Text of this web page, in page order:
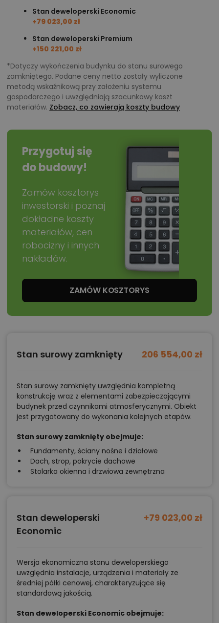
(4,7 m²) pozwala na wygodny prysznic typu walk-in
lub kompaktową wannę.
Inspiracje aranżacyjne
W salonie doskonale sprawdzi się narożna sofa o
długości około 260 centymetrów ustawiona przy
schodach – takie rozwiązanie pozostawia otwarty
widok na taras i ogród, a jednocześnie wyznacza
zaplanować zabudowę RTV z miejscem na sprzęt
audio-wideo oraz półkami na książki, dzięki czemu
przestrzeń zyska przytulny, rodzinny charakter.
Kuchnia z jadalnią najlepiej prezentuje się w układzie
w kształcie litery L, który pozwala wygodnie gotować i
oddziela część roboczą od stołu jadalnianego.
Warto pomyśleć o wyspie lub półwyspie, które będą
naturalnym miejscem spotkań domowników, a przy
dużym oknie umieścić zlew – codzienne obowiązki
stają się przyjemniejsze, gdy można spoglądać na
Pokój na parterze daje ogromne możliwości. Jeśli
potrzebują Państwo miejsca do pracy, warto ustawić
przy oknie biurko, a na jednej ze ścian wkomponować
sypialnia dla gości czy seniorów – blisko wejścia i bez
W głównej sypialni na poddaszu naturalnym punktem
centralnym jest okno w ścianie szczytowej –
ustawienie łóżka właśnie tam sprawi, że wnętrze
będzie harmonijne i dobrze doświetlone. Pod skosami
można zaprojektować niskie szafy lub komody, a w
pobliżu okna ustawić toaletkę albo biurko. Dzięki temu
pomieszczenie zyska charakter prywatnej, a
Chalet?
rezydencji. Sprawdzi się szczególnie w przypadku par,
rodzin z jednym lub dwójką dzieci, a także
jako całoroczny budynek rekreacyjny. Dzięki
dodatkowej sypialni na parterze będzie wygodny
Stan deweloperski Economic
+79 023,00 zł
Stan deweloperski Premium
+150 221,00 zł
*Dotyczy wykończenia budynku do stanu surowego
zamkniętego. Podane ceny netto zostały wyliczone
metodą wskaźnikową przy założeniu systemu
gospodarczego i uwzględniają szacunkowy koszt
materiałów. Zobacz, co zawierają koszty budowy
Przygotuj się
do budowy!
Zamów kosztorys
inwestorski i poznaj
dokładne koszty
materiałów, cen
robocizny i innych
nakładów.
ZAMÓW KOSZTORYS
Stan surowy zamknięty 206 554,00 zł
Stan surowy zamknięty uwzględnia kompletną
konstrukcję wraz z elementami zabezpieczającymi
budynek przed czynnikami atmosferycznymi. Obiekt
jest przygotowany do wykonania kolejnych etapów.
Stan surowy zamknięty obejmuje:
Fundamenty, ściany nośne i działowe
Dach, strop, pokrycie dachowe
Stolarka okienna i drzwiowa zewnętrzna
Stan deweloperski
Economic
+79 023,00 zł
Wersja ekonomiczna stanu deweloperskiego
uwzględnia instalacje, urządzenia i materiały ze
średniej półki cenowej, charakteryzujące się
standardową jakością.
Stan deweloperski Economic obejmuje: